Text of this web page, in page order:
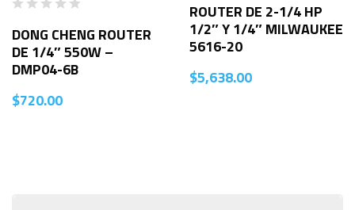
DONG CHENG ROUTER
DE 1/4″ 550W –
DMP04-6B
$720.00
ROUTER DE 2-1/4 HP
1/2″ Y 1/4″ MILWAUKEE
5616-20
$5,638.00